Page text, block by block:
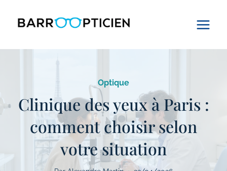
Optique
Clinique des yeux à Paris :
comment choisir selon
votre situation